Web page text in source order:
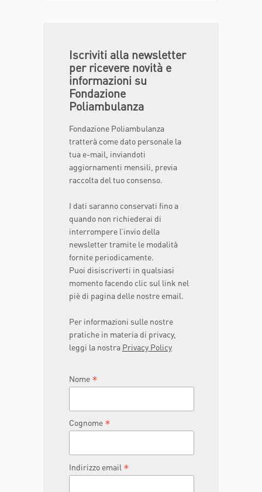
Iscriviti alla newsletter
per ricevere novità e
informazioni su
Fondazione
Poliambulanza
Fondazione Poliambulanza
tratterà come dato personale la
tua e-mail, inviandoti
aggiornamenti mensili, previa
raccolta del tuo consenso.
I dati saranno conservati fino a
quando non richiederai di
interrompere l’invio della
newsletter tramite le modalità
fornite periodicamente.
Puoi disiscriverti in qualsiasi
momento facendo clic sul link nel
piè di pagina delle nostre email.
Per informazioni sulle nostre
pratiche in materia di privacy,
leggi la nostra Privacy Policy
Nome *
Cognome *
Indirizzo email *